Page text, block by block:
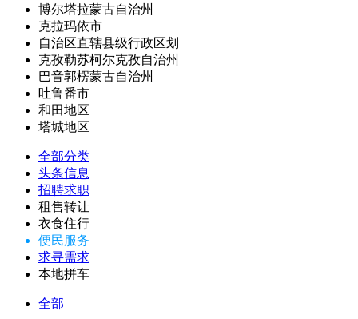
博尔塔拉蒙古自治州
克拉玛依市
自治区直辖县级行政区划
克孜勒苏柯尔克孜自治州
巴音郭楞蒙古自治州
吐鲁番市
和田地区
塔城地区
全部分类
头条信息
招聘求职
租售转让
衣食住行
便民服务
求寻需求
本地拼车
全部